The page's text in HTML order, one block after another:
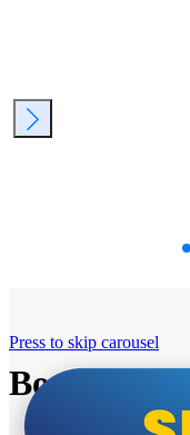
Bosch
Press to skip carousel